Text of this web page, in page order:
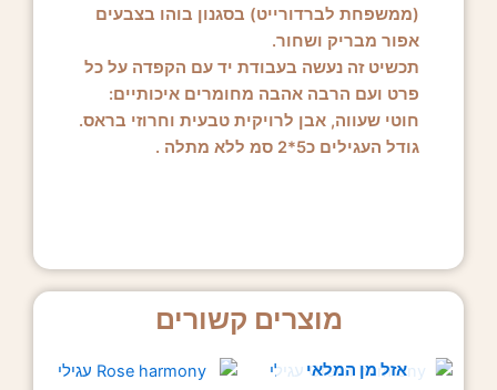
(ממשפחת לברדורייט) בסגנון בוהו בצבעים
אפור מבריק ושחור.
תכשיט זה נעשה בעבודת יד עם הקפדה על כל
פרט ועם הרבה אהבה מחומרים איכותיים:
חוטי שעווה, אבן לרויקית טבעית וחרוזי בראס.
גודל העגילים כ5*2 סמ ללא מתלה .
מוצרים קשורים
אזל מן המלאי